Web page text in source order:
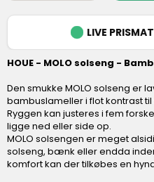
LIVE
HOUE - MOLO solseng -
Den smukke MOLO solseng er
bambuslameller i flot kontrast
Ryggen kan justeres i fem
ligge ned eller side op.
MOLO solsengen er meget
solseng, bænk eller endda
komfort kan der tilkøbes en